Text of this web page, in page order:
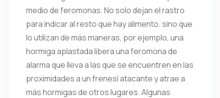
medio de feromonas. No solo dejan el rastro
para indicar al resto que hay alimento. sino que
lo utilizan de más maneras, por ejemplo, una
hormiga aplastada libera una feromona de
alarma que lleva a las que se encuentren en las
proximidades a un frenesí atacante y atrae a
más hormigas de otros lugares. Algunas